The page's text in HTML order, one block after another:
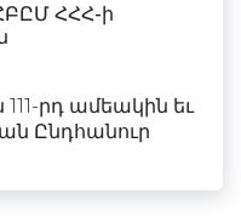
ՀՀՀ-ի
րդ ամեակին եւ
Ընդհանուր